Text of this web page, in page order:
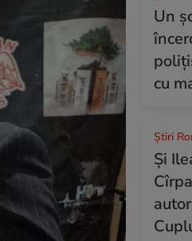
Un
cu
Știri
Și